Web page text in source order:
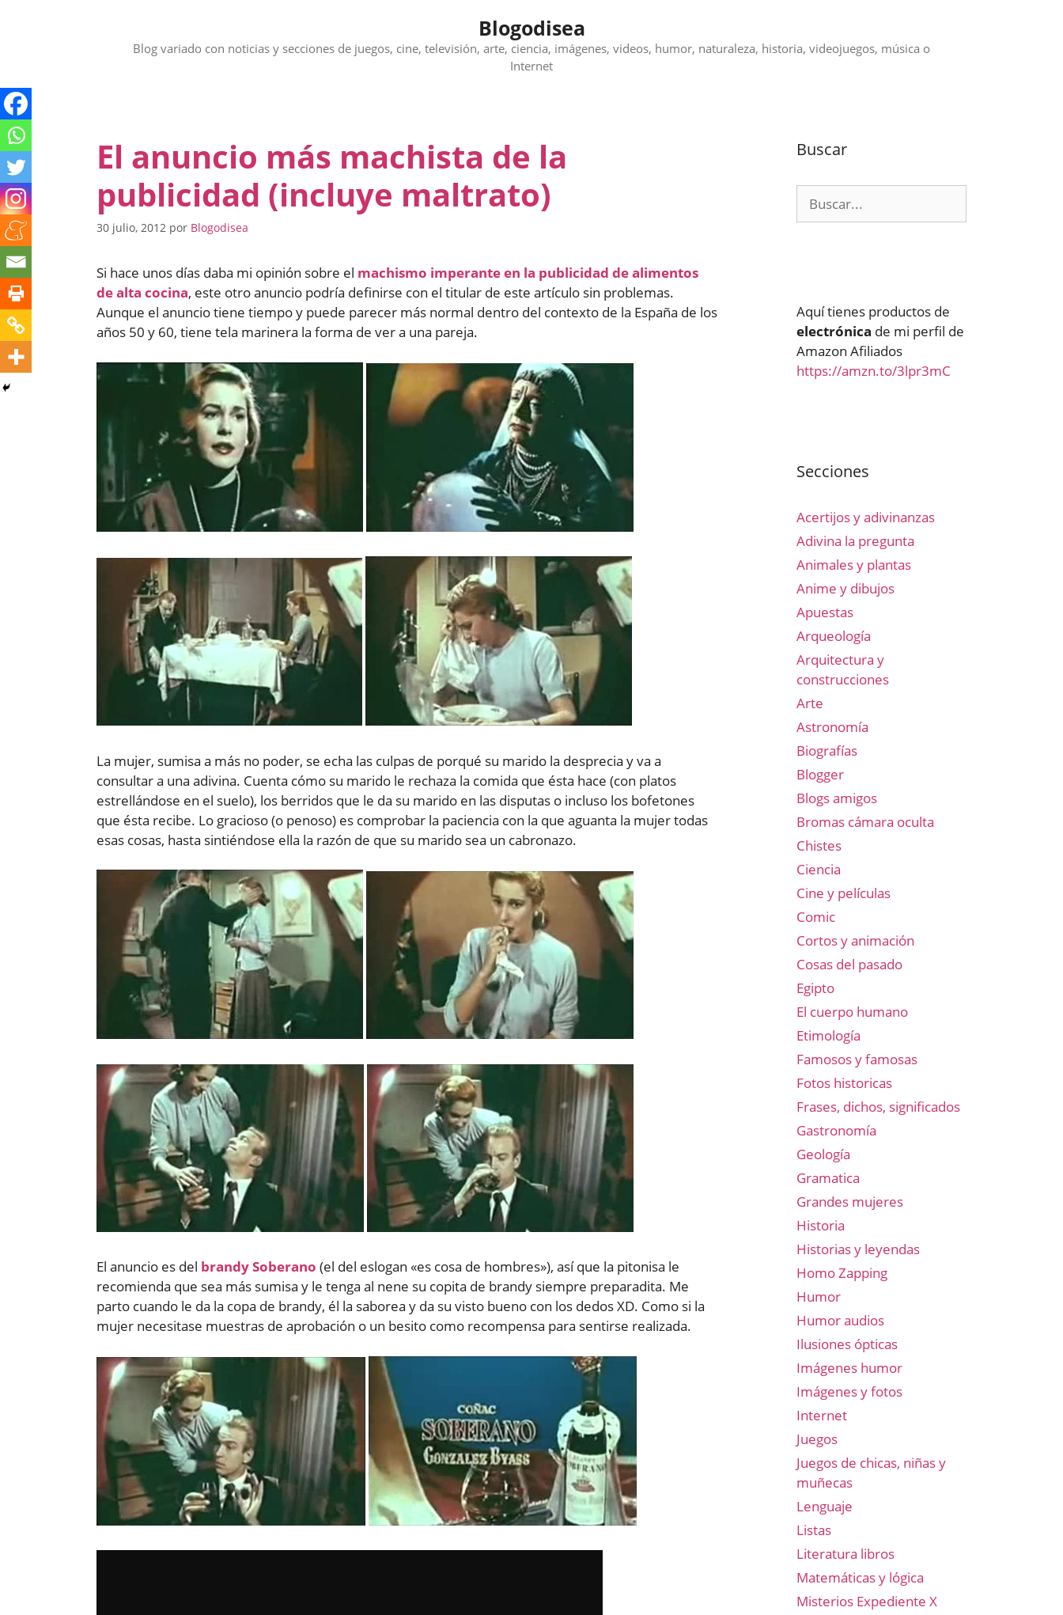
Blogodisea
Blog variado con noticias y secciones de juegos, cine, televisión, arte, ciencia, imágenes, videos, humor, naturaleza, historia, videojuegos, música o
Internet
El anuncio más machista de la
publicidad (incluye maltrato)
30 julio, 2012 por Blogodisea
Si hace unos días daba mi opinión sobre el machismo imperante en la publicidad de alimentos
de alta cocina, este otro anuncio podría definirse con el titular de este artículo sin problemas.
Aunque el anuncio tiene tiempo y puede parecer más normal dentro del contexto de la España de los
años 50 y 60, tiene tela marinera la forma de ver a una pareja.
La mujer, sumisa a más no poder, se echa las culpas de porqué su marido la desprecia y va a
consultar a una adivina. Cuenta cómo su marido le rechaza la comida que ésta hace (con platos
estrellándose en el suelo), los berridos que le da su marido en las disputas o incluso los bofetones
que ésta recibe. Lo gracioso (o penoso) es comprobar la paciencia con la que aguanta la mujer todas
esas cosas, hasta sintiéndose ella la razón de que su marido sea un cabronazo.
El anuncio es del brandy Soberano (el del eslogan «es cosa de hombres»), así que la pitonisa le
recomienda que sea más sumisa y le tenga al nene su copita de brandy siempre preparadita. Me
parto cuando le da la copa de brandy, él la saborea y da su visto bueno con los dedos XD. Como si la
mujer necesitase muestras de aprobación o un besito como recompensa para sentirse realizada.
Buscar
Aquí tienes productos de
electrónica de mi perfil de
Amazon Afiliados
https://amzn.to/3lpr3mC
Secciones
Acertijos y adivinanzas
Adivina la pregunta
Animales y plantas
Anime y dibujos
Apuestas
Arqueología
Arquitectura y
construcciones
Arte
Astronomía
Biografías
Blogger
Blogs amigos
Bromas cámara oculta
Chistes
Ciencia
Cine y películas
Comic
Cortos y animación
Cosas del pasado
Egipto
El cuerpo humano
Etimología
Famosos y famosas
Fotos historicas
Frases, dichos, significados
Gastronomía
Geología
Gramatica
Grandes mujeres
Historia
Historias y leyendas
Homo Zapping
Humor
Humor audios
Ilusiones ópticas
Imágenes humor
Imágenes y fotos
Internet
Juegos
Juegos de chicas, niñas y
muñecas
Lenguaje
Listas
Literatura libros
Matemáticas y lógica
Misterios Expediente X